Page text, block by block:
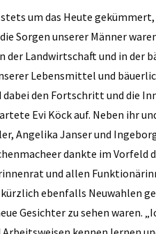
um das Heute
Sorgen unserer Männer
der Landwirtschaft und in der
Lebensmittel und
den Fortschritt und die
Evi Köck auf. Neben ihr
Angelika Janser und
dankte im
und allen
ebenfalls Neuwahlen
Gesichter zu sehen waren.